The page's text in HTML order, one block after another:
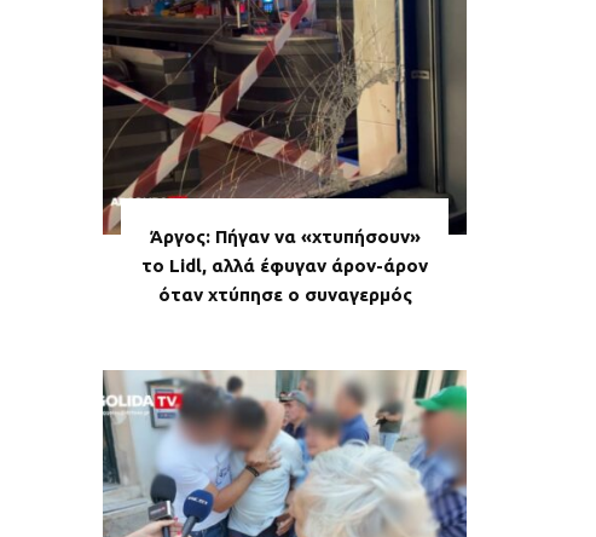
Άργος: Πήγαν να «χτυπήσουν»
το Lidl, αλλά έφυγαν άρον-άρον
όταν χτύπησε ο συναγερμός